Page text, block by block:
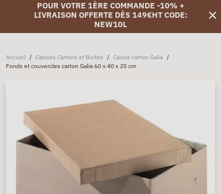
POUR VOTRE 1ÈRE COMMANDE -10% +
LIVRAISON OFFERTE DÈS 149€HT CODE:
NEW10L
Accueil / Caisses Cartons et Boites / Caisse carton Galia /
Fonds et couvercles carton Galia 60 x 40 x 25 cm